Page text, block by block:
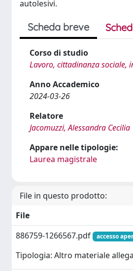
autolesivi.
Scheda breve
Corso di studio
Lavoro, cittadinanza sociale,
Anno Accademico
2024-03-26
Relatore
Jacomuzzi, Alessandra Cecilia
Appare nelle tipologie:
Laurea magistrale
File in questo prodotto:
File
886759-1266567.pdf
accesso
Tipologia: Altro materiale